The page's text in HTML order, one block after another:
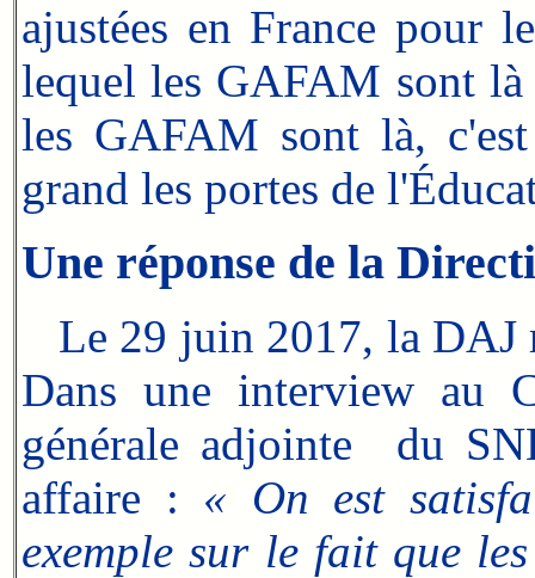
ajustées en France pour
lequel les GAFAM sont
les GAFAM sont là,
grand les portes de
Une réponse de la
Le 29 juin 2017, la DAJ
Dans une interview au
générale adjointe du
affaire : « On est
exemple sur le fait que